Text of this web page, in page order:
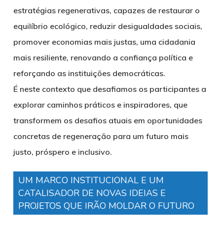
estratégias regenerativas, capazes de restaurar o
equilíbrio ecológico, reduzir desigualdades sociais,
promover economias mais justas, uma cidadania
mais resiliente, renovando a confiança política e
reforçando as instituições democráticas.
É neste contexto que desafiamos os participantes a
explorar caminhos práticos e inspiradores, que
transformem os desafios atuais em oportunidades
concretas de regeneração para um futuro mais
justo, próspero e inclusivo.
UM MARCO INSTITUCIONAL E UM
CATALISADOR DE NOVAS IDEIAS E
PROJETOS QUE IRÃO MOLDAR O FUTURO